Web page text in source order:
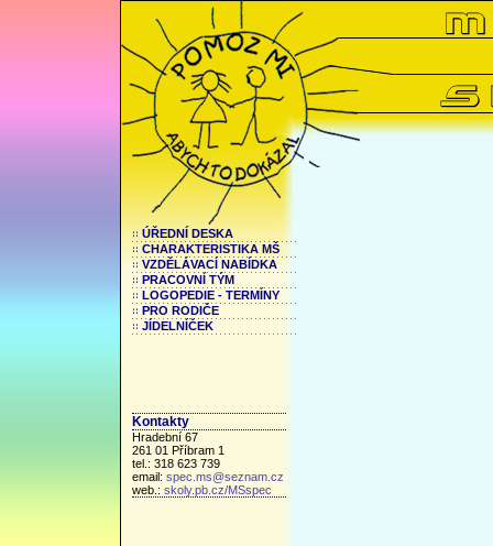
ÚŘEDNÍ DESKA
CHARAKTERISTIKA MŠ
VZDĚLÁVACÍ NABÍDKA
PRACOVNÍ TÝM
LOGOPEDIE - TERMÍNY
PRO RODIČE
JÍDELNÍČEK
Kontakty
Hradební 67
261 01 Příbram 1
tel.: 318 623 739
email: spec.ms@seznam.cz
web.: skoly.pb.cz/MSspec